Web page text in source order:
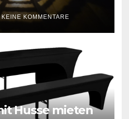
KEINE KOMMENTARE
Husse mieten